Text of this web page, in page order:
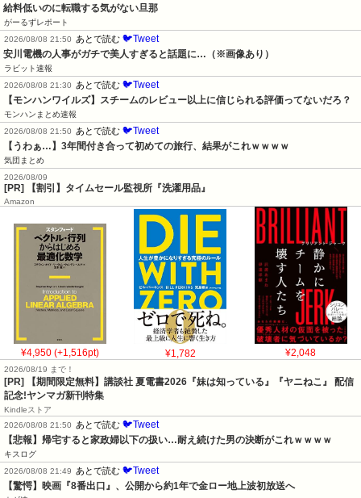
給料低いのに転職する気がない旦那
がーるずレポート
2026/08/08 21:50
あとで読む 🐦Tweet
安川電機の人事がガチで美人すぎると話題に…（※画像あり）
ラビット速報
2026/08/08 21:30
あとで読む 🐦Tweet
【モンハンワイルズ】スチームのレビュー以上に信じられる評価ってないだろ？
モンハンまとめ速報
2026/08/08 21:50
あとで読む 🐦Tweet
【うわぁ…】3年間付き合って初めての旅行、結果がこれｗｗｗｗ
気団まとめ
2026/08/09
[PR] 【割引】タイムセール監視所『洗濯用品』
Amazon
¥4,950 (+1,516pt) ¥1,782 ¥2,048
2026/08/19 まで！
[PR] 【期間限定無料】講談社 夏電書2026『妹は知っている』『ヤニねこ』 配信
記念!ヤンマガ新刊特集
Kindleストア
2026/08/08 21:50 あとで読む 🐦Tweet
【悲報】帰宅すると家政婦以下の扱い…耐え続けた男の決断がこれｗｗｗｗ
キスログ
2026/08/08 21:49 あとで読む 🐦Tweet
【驚愕】映画『8番出口』、公開から約1年で金ロー地上波初放送へ